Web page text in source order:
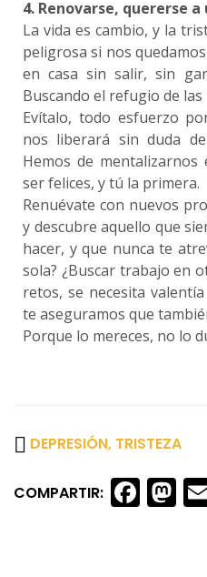
4. Renovarse, quererse
La vida es cambio, y la
peligrosa si nos
en casa sin salir, sin
Buscando el refugio de las
Evítalo, todo esfuerzo
nos liberará sin duda
Hemos de mentalizarnos
ser felices, y tú la primera.
Renuévate con nuevos
y descubre aquello que
hacer, y que nunca te
sola? ¿Buscar trabajo en
retos, se necesita
te aseguramos que
Porque lo mereces, no lo
DEPRESIÓN, TRISTEZA
COMPARTIR: